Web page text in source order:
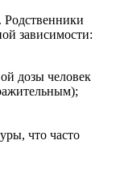
Родственники
зависимости:
дозы человек
что часто